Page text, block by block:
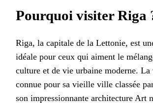
TO
WHERE
STAY
Pourquoi visiter Riga
Riga, la capitale de la Lettonie, est
idéale pour ceux qui aiment le
culture et de vie urbaine moderne.
connue pour sa vieille ville classée
son impressionnante architecture Art